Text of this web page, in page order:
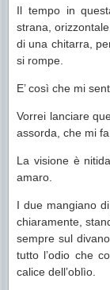
Il tempo in
strana,
di una chitarra,
si rompe.
E’ così che mi
Vorrei lanciare
assorda, che mi fa
La visione è
amaro.
I due mangiano
chiaramente,
sempre sul
tutto l’odio che
calice dell’oblìo.